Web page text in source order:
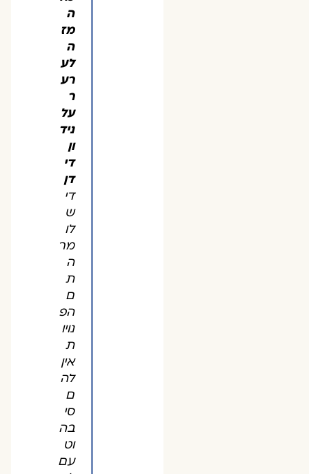
ה
מז
ה
לע
רע
ר
על
ניד
ון
די
דן
די
ש
לו
מר
ה
ת
ם
הפ
נויו
ת
אין
לה
ם
סי
בה
וט
עם